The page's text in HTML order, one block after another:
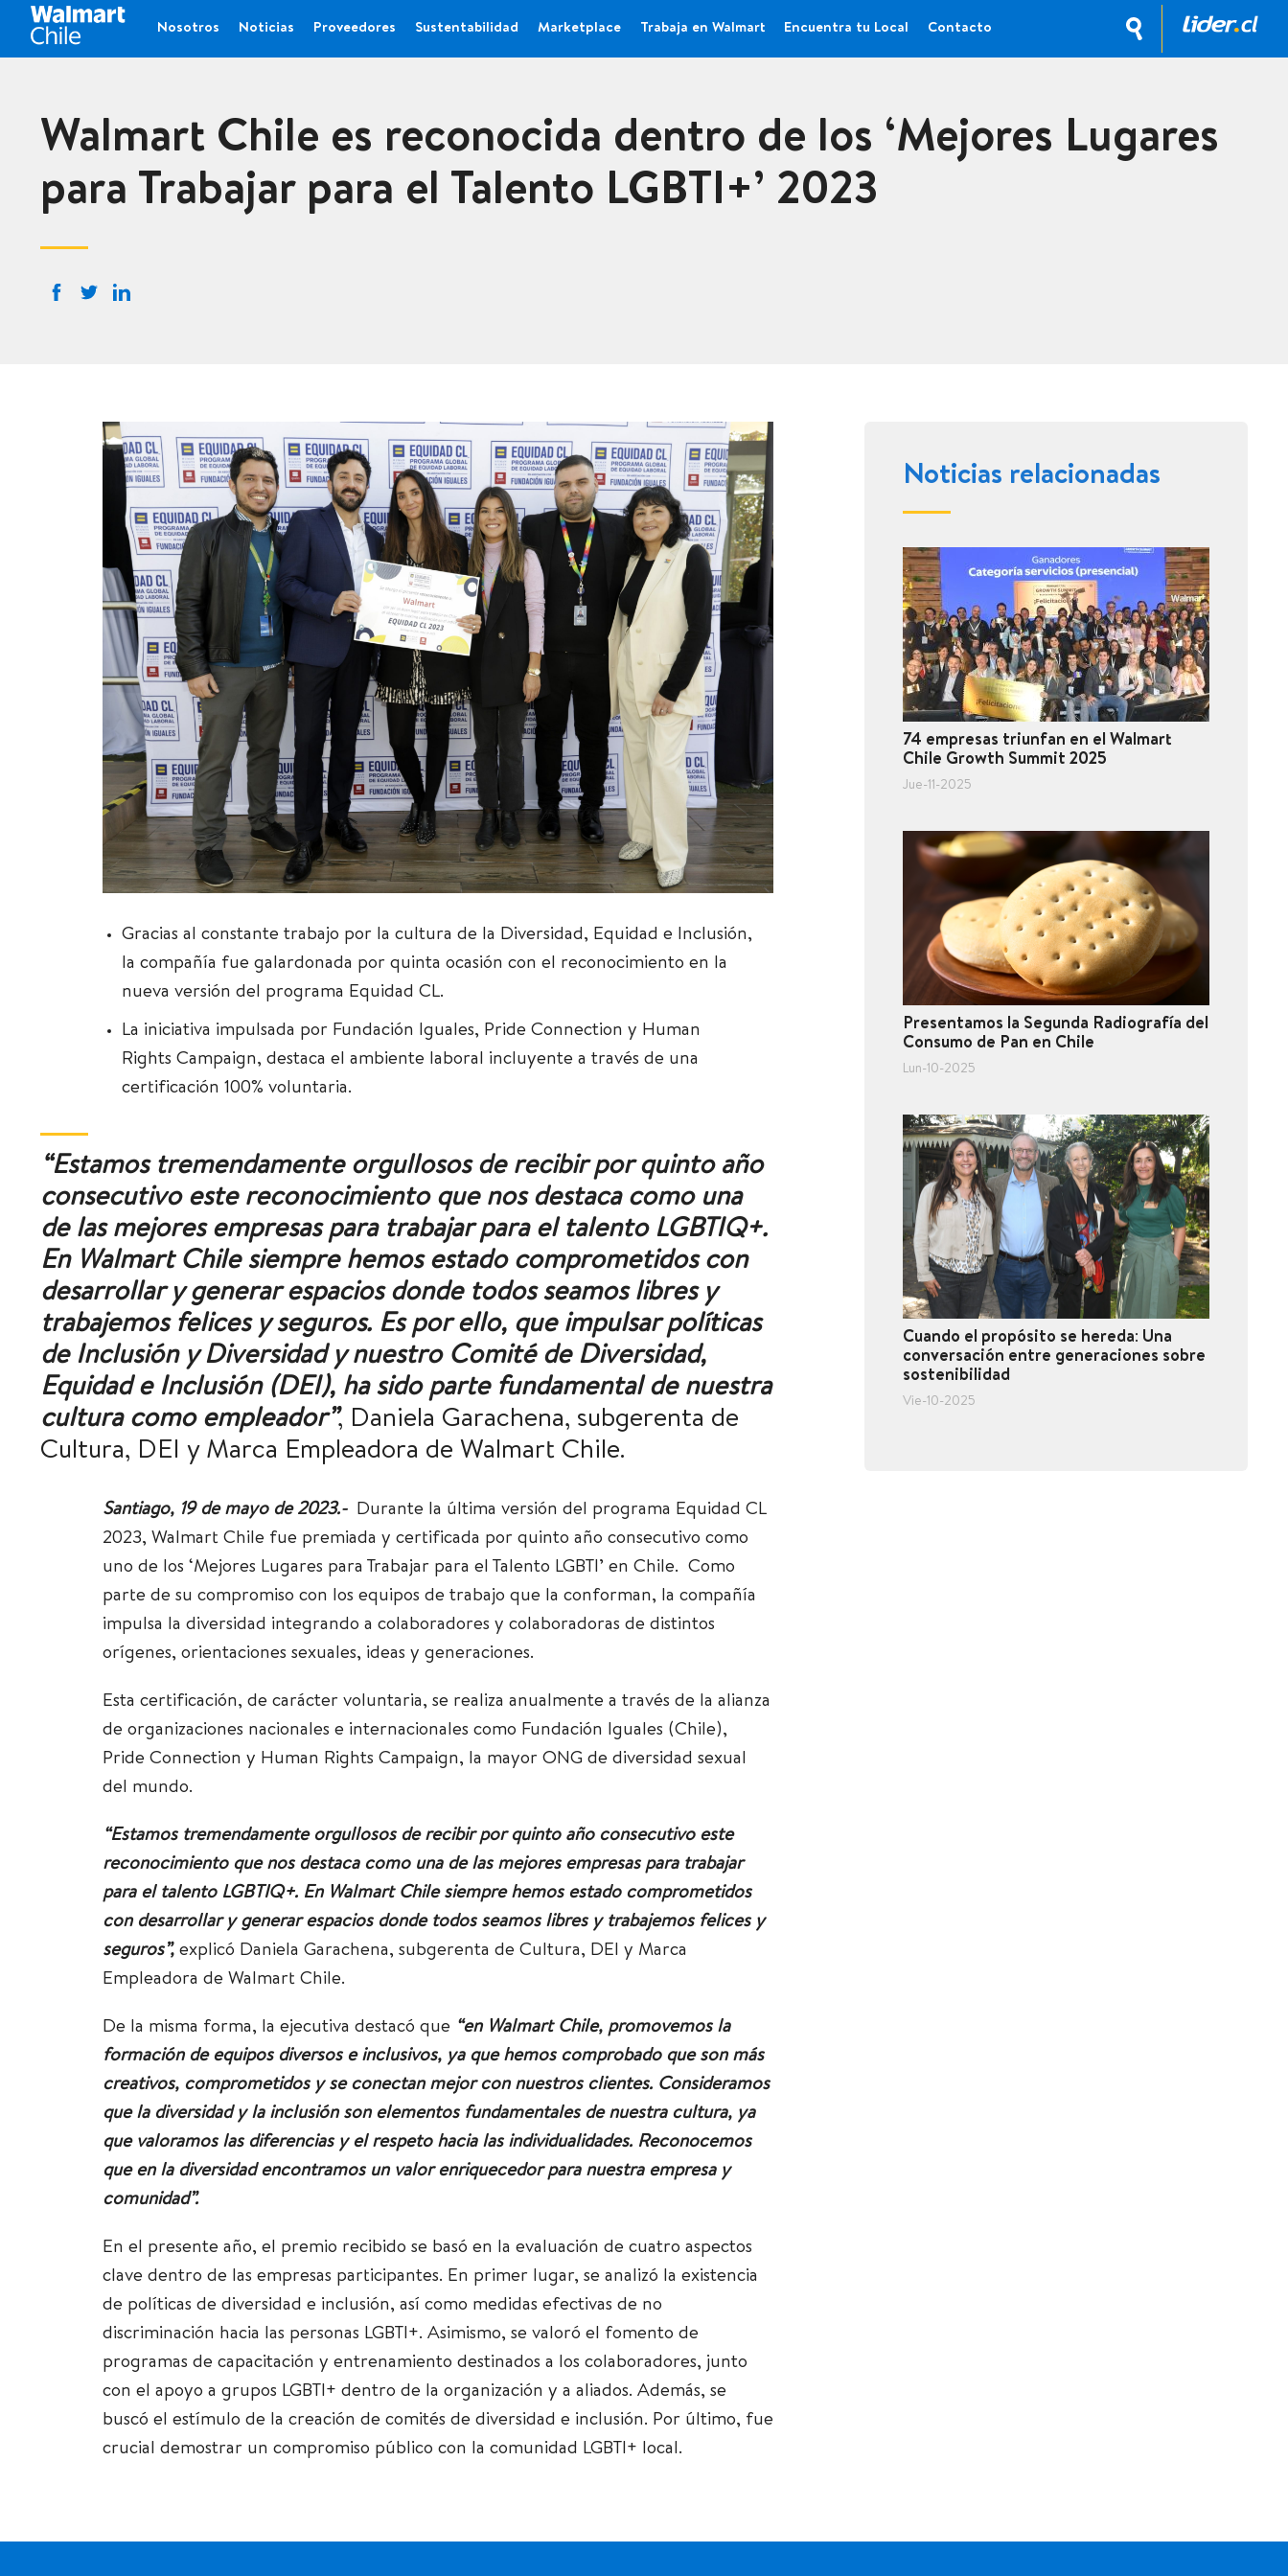
Nosotros Noticias Proveedores Sustentabilidad Marketplace Trabaja en Walmart Encuentra tu Local Contacto
Walmart Chile es reconocida dentro de los ‘Mejores Lugares
para Trabajar para el Talento LGBTI+’ 2023
Gracias al constante trabajo por la cultura de la Diversidad, Equidad e Inclusión,
la compañía fue galardonada por quinta ocasión con el reconocimiento en la
nueva versión del programa Equidad CL.
La iniciativa impulsada por Fundación Iguales, Pride Connection y Human
Rights Campaign, destaca el ambiente laboral incluyente a través de una
certificación 100% voluntaria.
“Estamos tremendamente orgullosos de recibir por quinto año
consecutivo este reconocimiento que nos destaca como una
de las mejores empresas para trabajar para el talento LGBTIQ+.
En Walmart Chile siempre hemos estado comprometidos con
desarrollar y generar espacios donde todos seamos libres y
trabajemos felices y seguros. Es por ello, que impulsar políticas
de Inclusión y Diversidad y nuestro Comité de Diversidad,
Equidad e Inclusión (DEI), ha sido parte fundamental de nuestra
cultura como empleador”, Daniela Garachena, subgerenta de
Cultura, DEI y Marca Empleadora de Walmart Chile.
Santiago, 19 de mayo de 2023.- Durante la última versión del programa Equidad CL
2023, Walmart Chile fue premiada y certificada por quinto año consecutivo como
uno de los ‘Mejores Lugares para Trabajar para el Talento LGBTI’ en Chile. Como
parte de su compromiso con los equipos de trabajo que la conforman, la compañía
impulsa la diversidad integrando a colaboradores y colaboradoras de distintos
orígenes, orientaciones sexuales, ideas y generaciones.
Esta certificación, de carácter voluntaria, se realiza anualmente a través de la alianza
de organizaciones nacionales e internacionales como Fundación Iguales (Chile),
Pride Connection y Human Rights Campaign, la mayor ONG de diversidad sexual
del mundo.
“Estamos tremendamente orgullosos de recibir por quinto año consecutivo este
reconocimiento que nos destaca como una de las mejores empresas para trabajar
para el talento LGBTIQ+. En Walmart Chile siempre hemos estado comprometidos
con desarrollar y generar espacios donde todos seamos libres y trabajemos felices y
seguros”, explicó Daniela Garachena, subgerenta de Cultura, DEI y Marca
Empleadora de Walmart Chile.
De la misma forma, la ejecutiva destacó que “en Walmart Chile, promovemos la
formación de equipos diversos e inclusivos, ya que hemos comprobado que son más
creativos, comprometidos y se conectan mejor con nuestros clientes. Consideramos
que la diversidad y la inclusión son elementos fundamentales de nuestra cultura, ya
que valoramos las diferencias y el respeto hacia las individualidades. Reconocemos
que en la diversidad encontramos un valor enriquecedor para nuestra empresa y
comunidad”.
En el presente año, el premio recibido se basó en la evaluación de cuatro aspectos
clave dentro de las empresas participantes. En primer lugar, se analizó la existencia
de políticas de diversidad e inclusión, así como medidas efectivas de no
discriminación hacia las personas LGBTI+. Asimismo, se valoró el fomento de
programas de capacitación y entrenamiento destinados a los colaboradores, junto
con el apoyo a grupos LGBTI+ dentro de la organización y a aliados. Además, se
buscó el estímulo de la creación de comités de diversidad e inclusión. Por último, fue
crucial demostrar un compromiso público con la comunidad LGBTI+ local.
Noticias relacionadas
74 empresas triunfan en el Walmart
Chile Growth Summit 2025
Jue-11-2025
Presentamos la Segunda Radiografía del
Consumo de Pan en Chile
Lun-10-2025
Cuando el propósito se hereda: Una
conversación entre generaciones sobre
sostenibilidad
Vie-10-2025